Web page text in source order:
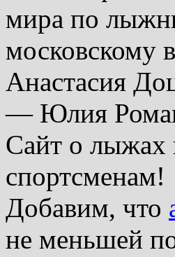
мира по
московскому
Анастасия
— Юлия
Сайт о лыжах
спортсменам!
Добавим, что
не меньшей